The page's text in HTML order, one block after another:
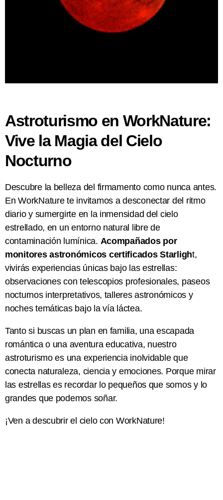
Astroturismo en WorkNature:
Vive la Magia del Cielo
Nocturno
Descubre la belleza del firmamento como nunca antes.
En WorkNature te invitamos a desconectar del ritmo
diario y sumergirte en la inmensidad del cielo
estrellado, en un entorno natural libre de
contaminación lumínica. Acompañados por
monitores astronómicos certificados Starlight,
vivirás experiencias únicas bajo las estrellas:
observaciones con telescopios profesionales, paseos
nocturnos interpretativos, talleres astronómicos y
noches temáticas bajo la vía láctea.
Tanto si buscas un plan en familia, una escapada
romántica o una aventura educativa, nuestro
astroturismo es una experiencia inolvidable que
conecta naturaleza, ciencia y emociones. Porque mirar
las estrellas es recordar lo pequeños que somos y lo
grandes que podemos soñar.
¡Ven a descubrir el cielo con WorkNature!